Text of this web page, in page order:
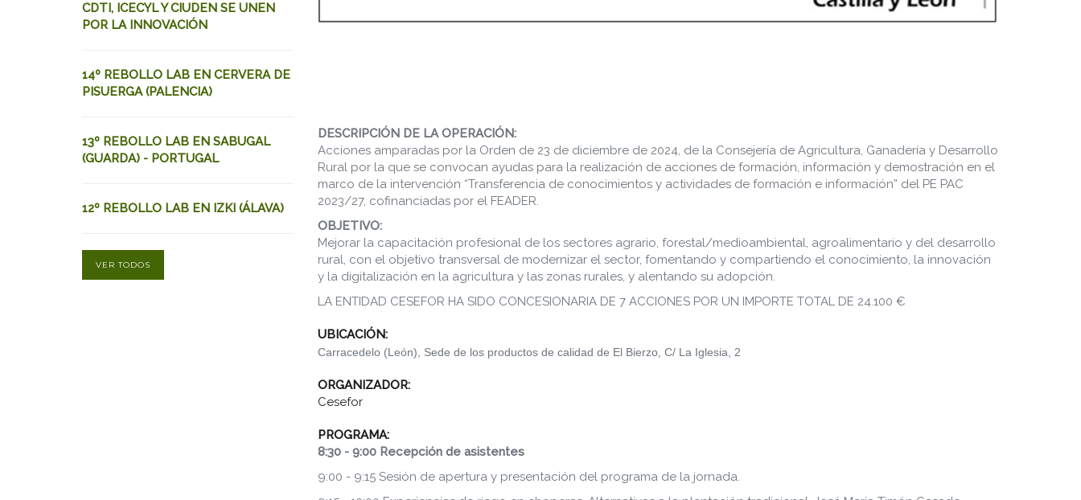
CDTI, ICECYL Y CIUDEN SE UNEN
POR LA INNOVACIÓN
14º REBOLLO LAB EN CERVERA DE
PISUERGA (PALENCIA)
13º REBOLLO LAB EN SABUGAL
(GUARDA) - PORTUGAL
12º REBOLLO LAB EN IZKI (ÁLAVA)
VER TODOS
DESCRIPCIÓN DE LA OPERACIÓN:
Acciones amparadas por la Orden de 23 de diciembre de 2024, de la Consejería de Agricultura, Ganadería y Desarrollo
Rural por la que se convocan ayudas para la realización de acciones de formación, información y demostración en el
marco de la intervención “Transferencia de conocimientos y actividades de formación e información” del PE PAC
2023/27, cofinanciadas por el FEADER.
OBJETIVO:
Mejorar la capacitación profesional de los sectores agrario, forestal/medioambiental, agroalimentario y del desarrollo
rural, con el objetivo transversal de modernizar el sector, fomentando y compartiendo el conocimiento, la innovación
y la digitalización en la agricultura y las zonas rurales, y alentando su adopción.
LA ENTIDAD CESEFOR HA SIDO CONCESIONARIA DE 7 ACCIONES POR UN IMPORTE TOTAL DE 24.100 €
UBICACIÓN:
Carracedelo (León), Sede de los productos de calidad de El Bierzo, C/ La Iglesia, 2
ORGANIZADOR:
Cesefor
PROGRAMA:
8:30 - 9:00 Recepción de asistentes
9:00 - 9:15 Sesión de apertura y presentación del programa de la jornada.